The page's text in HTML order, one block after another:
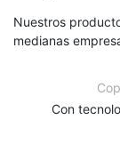
Nuestros
medianas
Con